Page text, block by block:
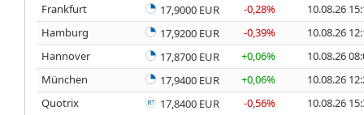
Frankfurt
17,9000 EUR -0,28%
10.08.26
Hamburg
17,9200 EUR -0,39%
10.08.26
Hannover
17,8700 EUR +0,06%
10.08.26
München
17,9400 EUR +0,06%
10.08.26
Quotrix
17,8400 EUR -0,56%
10.08.26